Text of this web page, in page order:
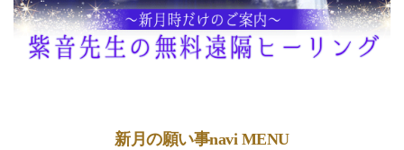
新月の願い事navi MENU